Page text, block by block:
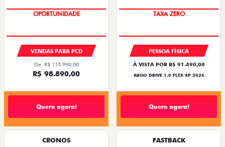
OPORTUNIDADE
VENDAS PARA PCD
De: R$ 115.990,00
R$ 98.890,00
Quero agora!
TAXA ZERO
PESSOA FÍSICA
À VISTA POR R$ 91.490,00
ARGO DRIVE 1.0 FLEX 4P 2026
Quero agora!
CRONOS FASTBACK